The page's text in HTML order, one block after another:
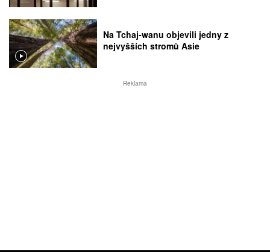
Na Tchaj-wanu objevili jedny z
nejvyšších stromů Asie
Reklama